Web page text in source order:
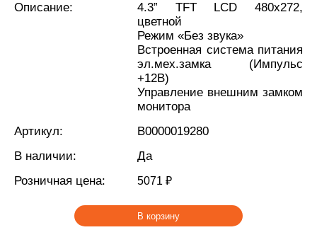
Описание:
4.3” TFT LCD 480х272,
цветной
Режим «Без звука»
Встроенная система питания
эл.мех.замка (Импульс
+12В)
Управление внешним замком
монитора
Артикул:
В0000019280
В наличии:
Да
Розничная цена:
5071 ₽
В корзину